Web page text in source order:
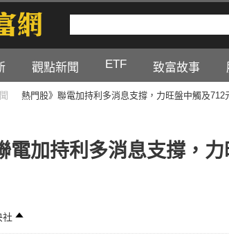
觀點新聞 ETF 致富故事
熱門股》聯電加持利多消息支撐，力旺盤中觸及712
電加持利多消息支撐，
社